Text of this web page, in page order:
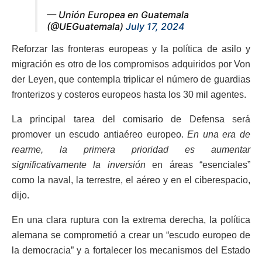
— Unión Europea en Guatemala
(@UEGuatemala) July 17, 2024
Reforzar las fronteras europeas y la política de asilo y
migración es otro de los compromisos adquiridos por Von
der Leyen, que contempla triplicar el número de guardias
fronterizos y costeros europeos hasta los 30 mil agentes.
La principal tarea del comisario de Defensa será
promover un escudo antiaéreo europeo.En una era de
rearme, la primera prioridad es aumentar
significativamente la inversiónen áreas “esenciales”
como la naval, la terrestre, el aéreo y en el ciberespacio,
dijo.
En una clara ruptura con la extrema derecha, la política
alemana se comprometió a crear un “escudo europeo de
la democracia” y a fortalecer los mecanismos del Estado